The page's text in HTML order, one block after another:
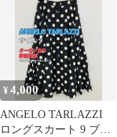
¥4,000
ANGELO TARLAZZI
ロングスカート 9 ブラ